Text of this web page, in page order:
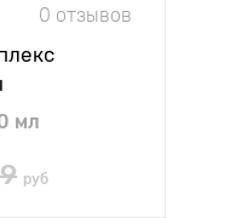
0 отзывов
мл
руб